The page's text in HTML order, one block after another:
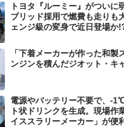
トヨタ『ルーミー』がついに
ブリッド採用で燃費も走りも
ェンジ級の変身で近日登場か
「下着メーカーが作った和
ンジンを積んだジオット・キ
電源やバッテリー不要で、-
ト状ドリンクを生成。現場作
イススラリーメーカー」が便